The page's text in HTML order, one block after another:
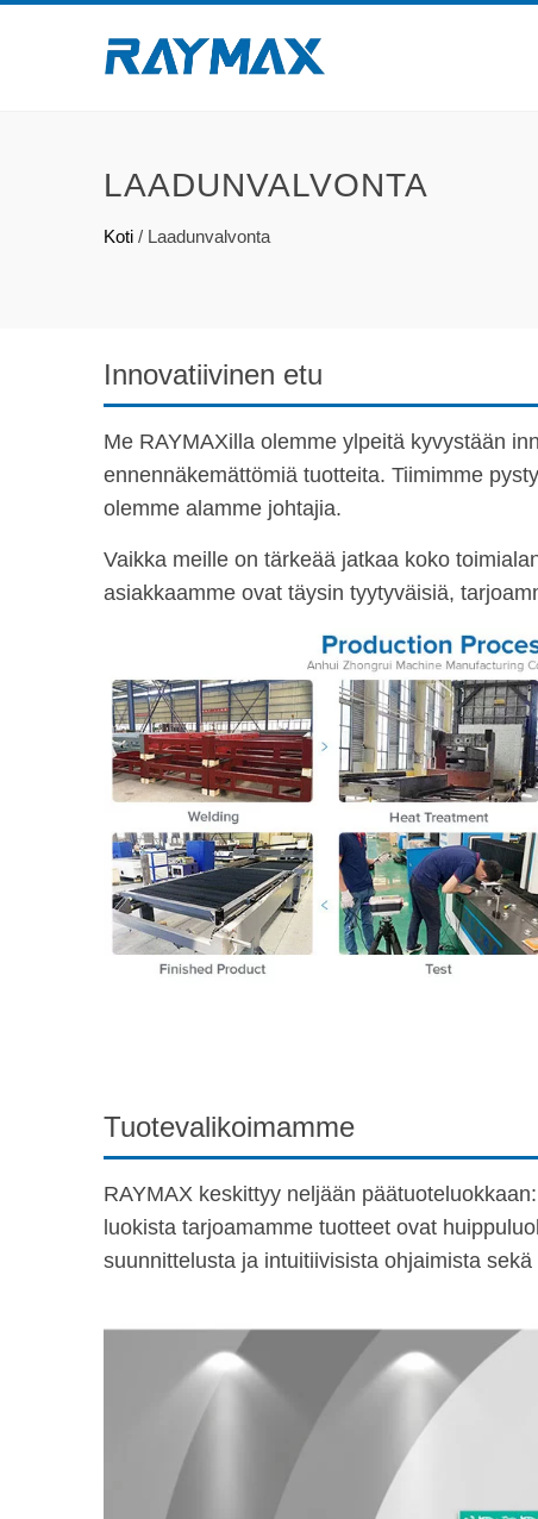
LAADUNVALVONTA
Koti / Laadunvalvonta
Innovatiivinen etu
Me RAYMAXilla olemme ylpeitä kyvystään
ennennäkemättömiä tuotteita. Tiimimme
olemme alamme johtajia.
Vaikka meille on tärkeää jatkaa koko
asiakkaamme ovat täysin tyytyväisiä,
Tuotevalikoimamme
RAYMAX keskittyy neljään
luokista tarjoamamme tuotteet ovat
suunnittelusta ja intuitiivisista ohjaimista